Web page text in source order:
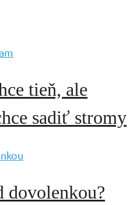
tieň, ale
sadiť stromy
dovolenkou?